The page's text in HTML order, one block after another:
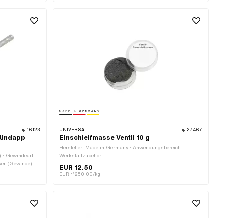
16123
Gewindeart:
(Gewinde): 6
UNIVERSAL 27467
Einschleifmasse Ventil 10 g
Hersteller: Made in Germany · Anwendungsbereich:
Werkstattzubehör
EUR 12.50
EUR 1’250.00/kg